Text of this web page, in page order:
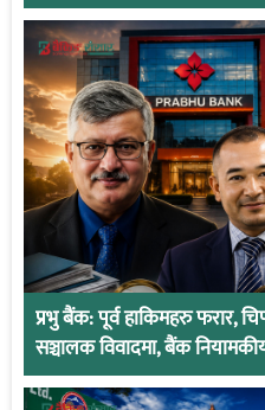
प्रभु बैंक: पूर्व हाकिमहरु फरार,
सञ्चालक विवादमा, बैंक